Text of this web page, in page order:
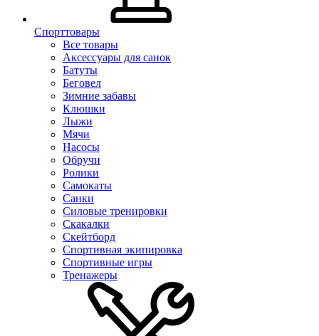
Спорттовары
Все товары
Аксессуары для санок
Батуты
Беговел
Зимние забавы
Клюшки
Лыжи
Мячи
Насосы
Обручи
Ролики
Самокаты
Санки
Силовые тренировки
Скакалки
Скейтборд
Спортивная экипировка
Спортивные игры
Тренажеры